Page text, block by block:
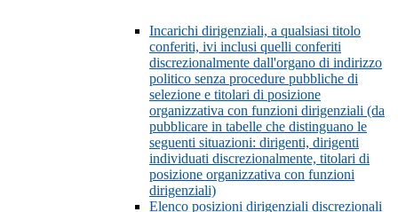
Incarichi dirigenziali, a qualsiasi titolo
conferiti, ivi inclusi quelli conferiti
discrezionalmente dall'organo di indirizzo
politico senza procedure pubbliche di
selezione e titolari di posizione
organizzativa con funzioni dirigenziali (da
pubblicare in tabelle che distinguano le
seguenti situazioni: dirigenti, dirigenti
individuati discrezionalmente, titolari di
posizione organizzativa con funzioni
dirigenziali)
Elenco posizioni dirigenziali discrezionali